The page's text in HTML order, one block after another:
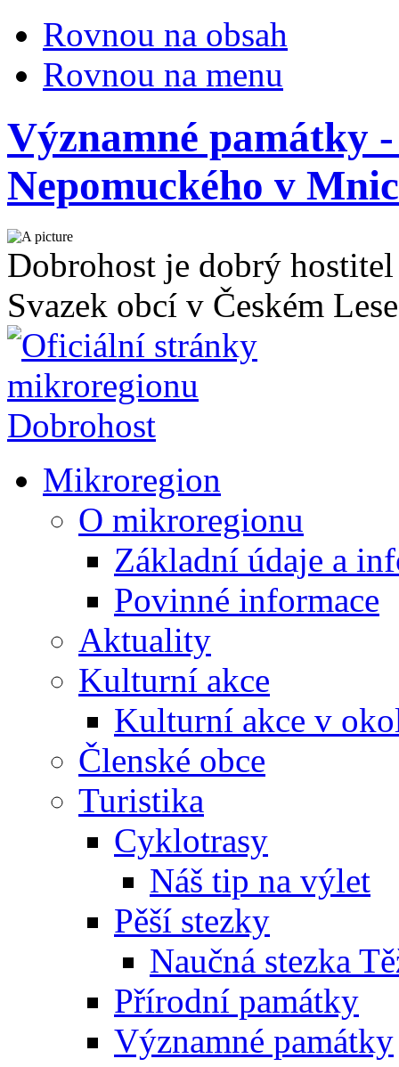
Rovnou na obsah
Rovnou na menu
Významné památky
Nepomuckého v
Dobrohost je dobrý hostitel
Svazek obcí v Českém Lese
Mikroregion
O mikroregionu
Základní údaje a
Povinné informace
Aktuality
Kulturní akce
Kulturní akce v
Členské obce
Turistika
Cyklotrasy
Náš tip na výlet
Pěší stezky
Naučná stezka
Přírodní památky
Významné památky